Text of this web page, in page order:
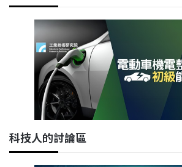
科技人的討論區